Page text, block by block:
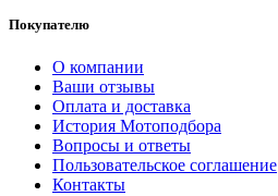
Покупателю
О компании
Ваши отзывы
Оплата и доставка
История Мотоподбора
Вопросы и ответы
Пользовательское соглашение
Контакты